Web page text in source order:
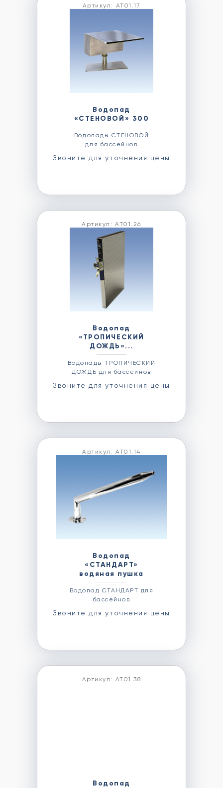
Артикул: АТ01.17
Водопад
«СТЕНОВОЙ» 300
Водопады СТЕНОВОЙ
для бассейнов
Звоните для уточнения цены
Артикул: АТ01.26
Водопад
«ТРОПИЧЕСКИЙ
ДОЖДЬ»...
Водопады ТРОПИЧЕСКИЙ
ДОЖДЬ для бассейнов
Звоните для уточнения цены
Артикул: АТ01.14
Водопад
«СТАНДАРТ»
водяная пушка
Водопад СТАНДАРТ для
бассейнов
Звоните для уточнения цены
Артикул: АТ01.38
Водопад